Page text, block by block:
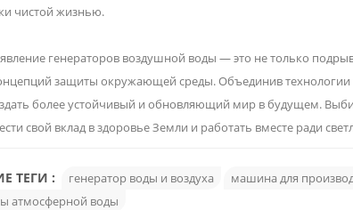
чистой жизнью.
генераторов воздушной воды — это не только
защиты окружающей среды. Объединив
более устойчивый и обновляющий мир в будущем.
свой вклад в здоровье Земли и работать вместе ради
ТЕГИ : генератор воды и воздуха
машина для
атмосферной воды